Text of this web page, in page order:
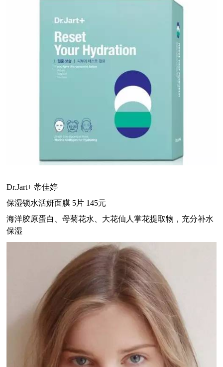
Dr.Jart+ 蒂佳婷
保湿锁水活妍面膜 5片 145元
海洋胶原蛋白、母菊花水、大花仙人掌花提取物，充分补水
保湿